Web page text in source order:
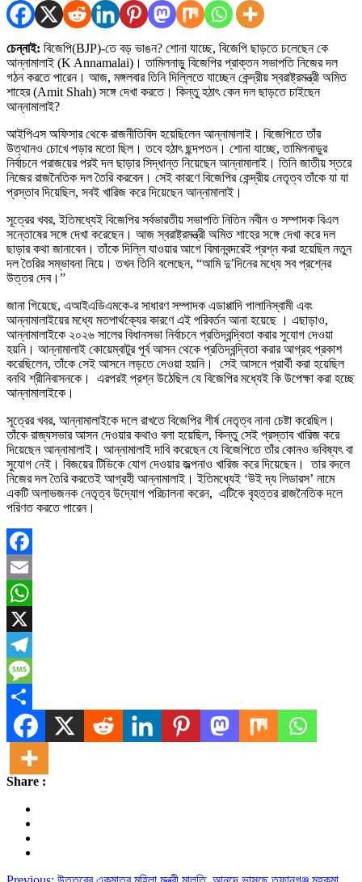
চেন্নাই: বিজেপি(BJP)-তে বড় ভাঙন? শোনা যাচ্ছে, বিজেপি ছাড়তে চলেছেন কে
আন্নামালাই (K Annamalai)। তামিলনাড়ু বিজেপির প্রাক্তন সভাপতি নিজের দল
গঠন করতে পারেন। আজ, মঙ্গলবার তিনি দিল্লিতে যাচ্ছেন কেন্দ্রীয় স্বরাষ্ট্রমন্ত্রী অমিত
শাহের (Amit Shah) সঙ্গে দেখা করতে। কিন্তু হঠাৎ কেন দল ছাড়তে চাইছেন
আন্নামালাই?
আইপিএস অফিসার থেকে রাজনীতিবিদ হয়েছিলেন আন্নামালাই। বিজেপিতে তাঁর
উত্থানও চোখে পড়ার মতো ছিল। তবে হঠাৎ ছন্দপতন। শোনা যাচ্ছে, তামিলনাডুর
নির্বাচনে পরাজয়ের পরই দল ছাড়ার সিদ্ধান্ত নিয়েছেন আন্নামালাই। তিনি জাতীয় স্তরে
নিজের রাজনৈতিক দল তৈরি করবেন। সেই কারণে বিজেপির কেন্দ্রীয় নেতৃত্ব তাঁকে যা যা
প্রস্তাব দিয়েছিল, সবই খারিজ করে দিয়েছেন আন্নামালাই।
সূত্রের খবর, ইতিমধ্যেই বিজেপির সর্বভারতীয় সভাপতি নিতিন নবীন ও সম্পাদক বিএল
সন্তোষের সঙ্গে দেখা করেছেন। আজ স্বরাষ্ট্রমন্ত্রী অমিত শাহের সঙ্গে দেখা করে দল
ছাড়ার কথা জানাবেন। তাঁকে দিল্লি যাওয়ার আগে বিমানবন্দরেই প্রশ্ন করা হয়েছিল নতুন
দল তৈরির সম্ভাবনা নিয়ে। তখন তিনি বলেছেন, “আমি দু’দিনের মধ্যে সব প্রশ্নের
উত্তর দেব।”
জানা গিয়েছে, এআইএডিএমকে-র সাধারণ সম্পাদক এডাপ্পাদি পালানিস্বামী এবং
আন্নামালাইয়ের মধ্যে মতপার্থক্যের কারণে এই পরিবর্তন আনা হয়েছে । এছাড়াও,
আন্নামালাইকে ২০২৬ সালের বিধানসভা নির্বাচনে প্রতিদ্বন্দ্বিতা করার সুযোগ দেওয়া
হয়নি। আন্নামালাই কোয়েম্বাটুর পূর্ব আসন থেকে প্রতিদ্বন্দ্বিতা করার আগ্রহ প্রকাশ
করেছিলেন, তাঁকে সেই আসনে লড়তে দেওয়া হয়নি। সেই আসনে প্রার্থী করা হয়েছিল
বনথি শ্রীনিবাসনকে। এরপরই প্রশ্ন উঠেছিল যে বিজেপির মধ্যেই কি উপেক্ষা করা হচ্ছে
আন্নামালাইকে।
সূত্রের খবর, আন্নামালাইকে দলে রাখতে বিজেপির শীর্ষ নেতৃত্ব নানা চেষ্টা করেছিল।
তাঁকে রাজ্যসভার আসন দেওয়ার কথাও বলা হয়েছিল, কিন্তু সেই প্রস্তাব খারিজ করে
দিয়েছেন আন্নামালাই। আন্নামালাই দাবি করেছেন যে বিজেপিতে তাঁর কোনও ভবিষ্যৎ বা
সুযোগ নেই। বিজয়ের টিভিকে যোগ দেওয়ার জল্পনাও খারিজ করে দিয়েছেন। তার বদলে
নিজের দল তৈরি করতেই আগ্রহী আন্নামালাই। ইতিমধ্যেই ‘উই দ্য লিডারস’ নামে
একটি অলাভজনক নেতৃত্ব উদ্যোগ পরিচালনা করেন, এটিকে বৃহত্তর রাজনৈতিক দলে
পরিণত করতে পারেন।
Facebook
Email
WhatsApp
X
Telegram
Message
Share
Share :